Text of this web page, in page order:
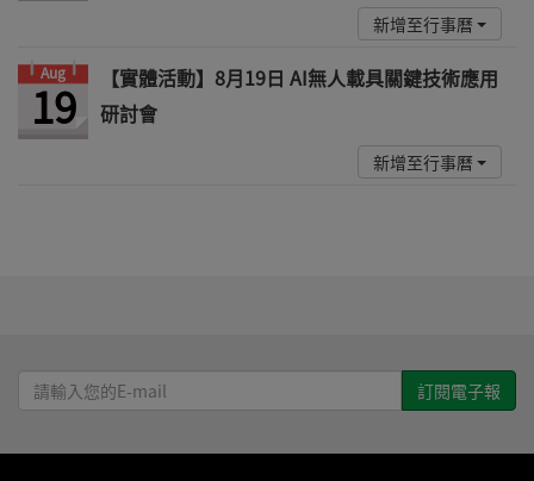
新增至行事曆
Aug
19
【實體活動】8月19日 AI無人載具關鍵技術應用
研討會
新增至行事曆
請
輸